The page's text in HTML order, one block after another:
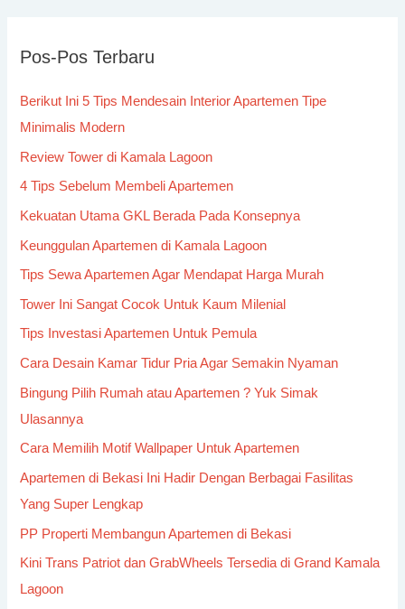
Pos-Pos Terbaru
Berikut Ini 5 Tips Mendesain Interior Apartemen Tipe
Minimalis Modern
Review Tower di Kamala Lagoon
4 Tips Sebelum Membeli Apartemen
Kekuatan Utama GKL Berada Pada Konsepnya
Keunggulan Apartemen di Kamala Lagoon
Tips Sewa Apartemen Agar Mendapat Harga Murah
Tower Ini Sangat Cocok Untuk Kaum Milenial
Tips Investasi Apartemen Untuk Pemula
Cara Desain Kamar Tidur Pria Agar Semakin Nyaman
Bingung Pilih Rumah atau Apartemen ? Yuk Simak
Ulasannya
Cara Memilih Motif Wallpaper Untuk Apartemen
Apartemen di Bekasi Ini Hadir Dengan Berbagai Fasilitas
Yang Super Lengkap
PP Properti Membangun Apartemen di Bekasi
Kini Trans Patriot dan GrabWheels Tersedia di Grand Kamala
Lagoon